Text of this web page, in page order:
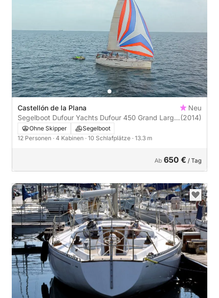
Castellón de la Plana
Neu
Segelboot Dufour Yachts Dufour 450 Grand Large
13m
(2014)
Ohne Skipper
Segelboot
12 Personen · 4 Kabinen · 10 Schlafplätze · 13.3 m
Ab 650 € / Tag